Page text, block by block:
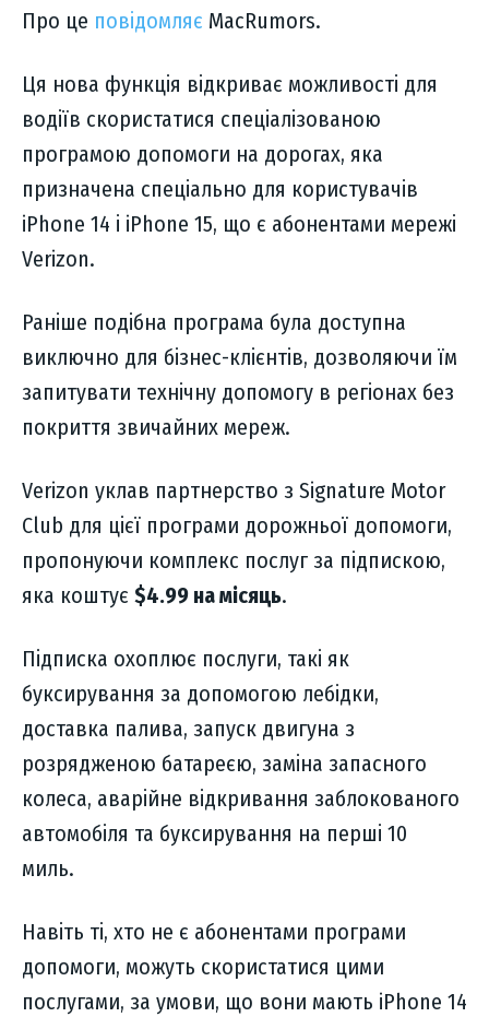
Про це повідомляє MacRumors.
Ця нова функція відкриває можливості для
водіїв скористатися спеціалізованою
програмою допомоги на дорогах, яка
призначена спеціально для користувачів
iPhone 14 і iPhone 15, що є абонентами мережі
Verizon.
Раніше подібна програма була доступна
виключно для бізнес-клієнтів, дозволяючи їм
запитувати технічну допомогу в регіонах без
покриття звичайних мереж.
Verizon уклав партнерство з Signature Motor
Club для цієї програми дорожньої допомоги,
пропонуючи комплекс послуг за підпискою,
яка коштує $4.99 на місяць.
Підписка охоплює послуги, такі як
буксирування за допомогою лебідки,
доставка палива, запуск двигуна з
розрядженою батареєю, заміна запасного
колеса, аварійне відкривання заблокованого
автомобіля та буксирування на перші 10
миль.
Навіть ті, хто не є абонентами програми
допомоги, можуть скористатися цими
послугами, за умови, що вони мають iPhone 14